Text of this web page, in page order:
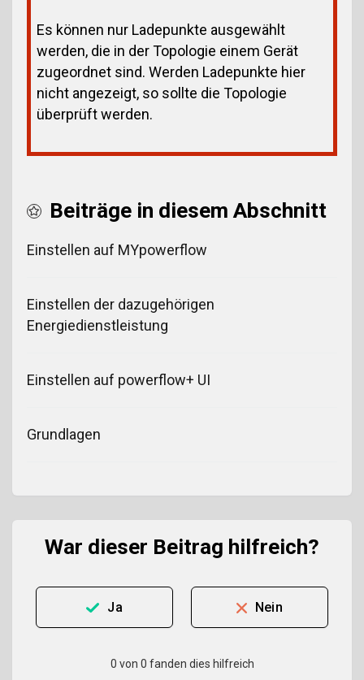
Es können nur Ladepunkte ausgewählt
werden, die in der Topologie einem Gerät
zugeordnet sind. Werden Ladepunkte hier
nicht angezeigt, so sollte die Topologie
überprüft werden.
Beiträge in diesem Abschnitt
Einstellen auf MYpowerflow
Einstellen der dazugehörigen
Energiedienstleistung
Einstellen auf powerflow+ UI
Grundlagen
War dieser Beitrag hilfreich?
Ja Nein
0 von 0 fanden dies hilfreich